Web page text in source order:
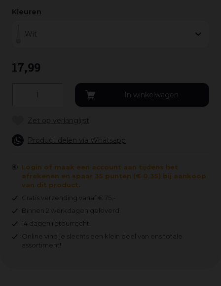
Kleuren
Wit
17,99
Product delen via Whatsapp
Login of maak een account aan tijdens het
afrekenen en spaar 35 punten (€ 0,35) bij aankoop
van dit product.
Gratis verzending vanaf € 75,-
Binnen 2 werkdagen geleverd.
14 dagen retourrecht.
Online vind je slechts een klein deel van ons totale
assortiment!